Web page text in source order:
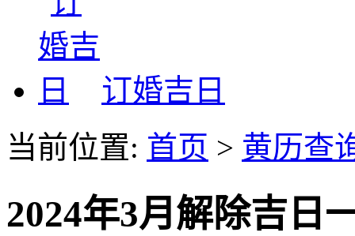
订婚吉日
当前位置: 首页 > 黄历查
2024年3月解除吉日